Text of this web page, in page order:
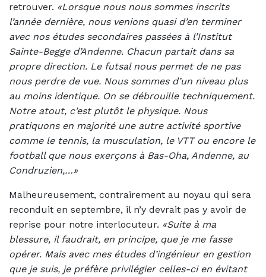
retrouver. «Lorsque nous nous sommes inscrits
l’année dernière, nous venions quasi d’en terminer
avec nos études secondaires passées à l’Institut
Sainte-Begge d’Andenne. Chacun partait dans sa
propre direction. Le futsal nous permet de ne pas
nous perdre de vue. Nous sommes d’un niveau plus
au moins identique. On se débrouille techniquement.
Notre atout, c’est plutôt le physique. Nous
pratiquons en majorité une autre activité sportive
comme le tennis, la musculation, le VTT ou encore le
football que nous exerçons à Bas-Oha, Andenne, au
Condruzien,…»
Malheureusement, contrairement au noyau qui sera
reconduit en septembre, il n’y devrait pas y avoir de
reprise pour notre interlocuteur. «Suite à ma
blessure, il faudrait, en principe, que je me fasse
opérer. Mais avec mes études d’ingénieur en gestion
que je suis, je préfère privilégier celles-ci en évitant